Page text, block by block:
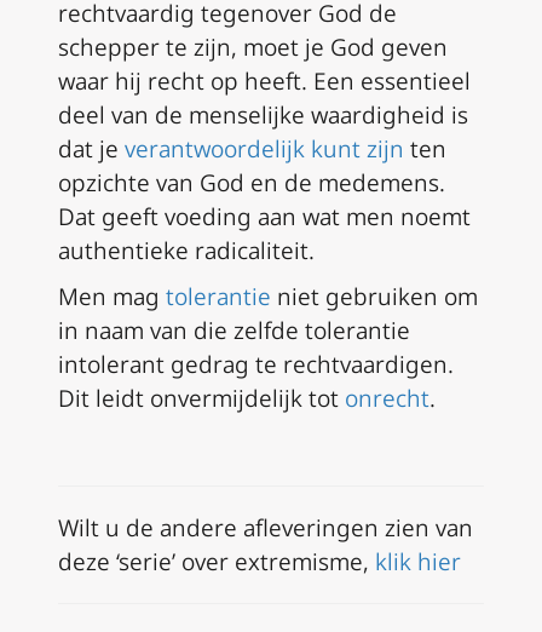
rechtvaardig tegenover God de
schepper te zijn, moet je God geven
waar hij recht op heeft. Een essentieel
deel van de menselijke waardigheid is
dat je verantwoordelijk kunt zijn ten
opzichte van God en de medemens.
Dat geeft voeding aan wat men noemt
authentieke radicaliteit.
Men mag tolerantie niet gebruiken om
in naam van die zelfde tolerantie
intolerant gedrag te rechtvaardigen.
Dit leidt onvermijdelijk tot onrecht.
Wilt u de andere afleveringen zien van
deze ‘serie’ over extremisme, klik hier